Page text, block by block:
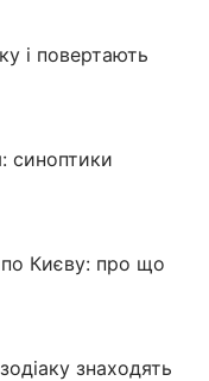
і повертають
синоптики
по Києву: про що
знаходять